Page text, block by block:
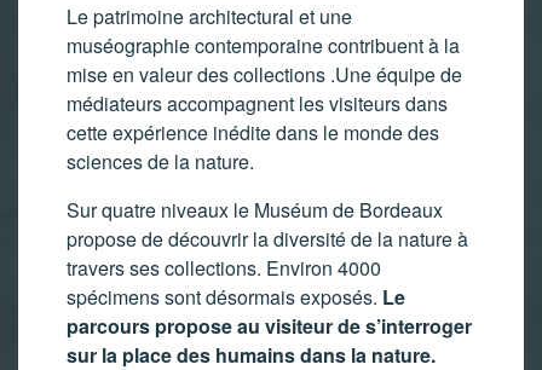
Le patrimoine architectural et une
muséographie contemporaine contribuent à la
mise en valeur des collections .Une équipe de
médiateurs accompagnent les visiteurs dans
cette expérience inédite dans le monde des
sciences de la nature.
Sur quatre niveaux le Muséum de Bordeaux
propose de découvrir la diversité de la nature à
travers ses collections. Environ 4000
spécimens sont désormais exposés. Le
parcours propose au visiteur de s’interroger
sur la place des humains dans la nature.